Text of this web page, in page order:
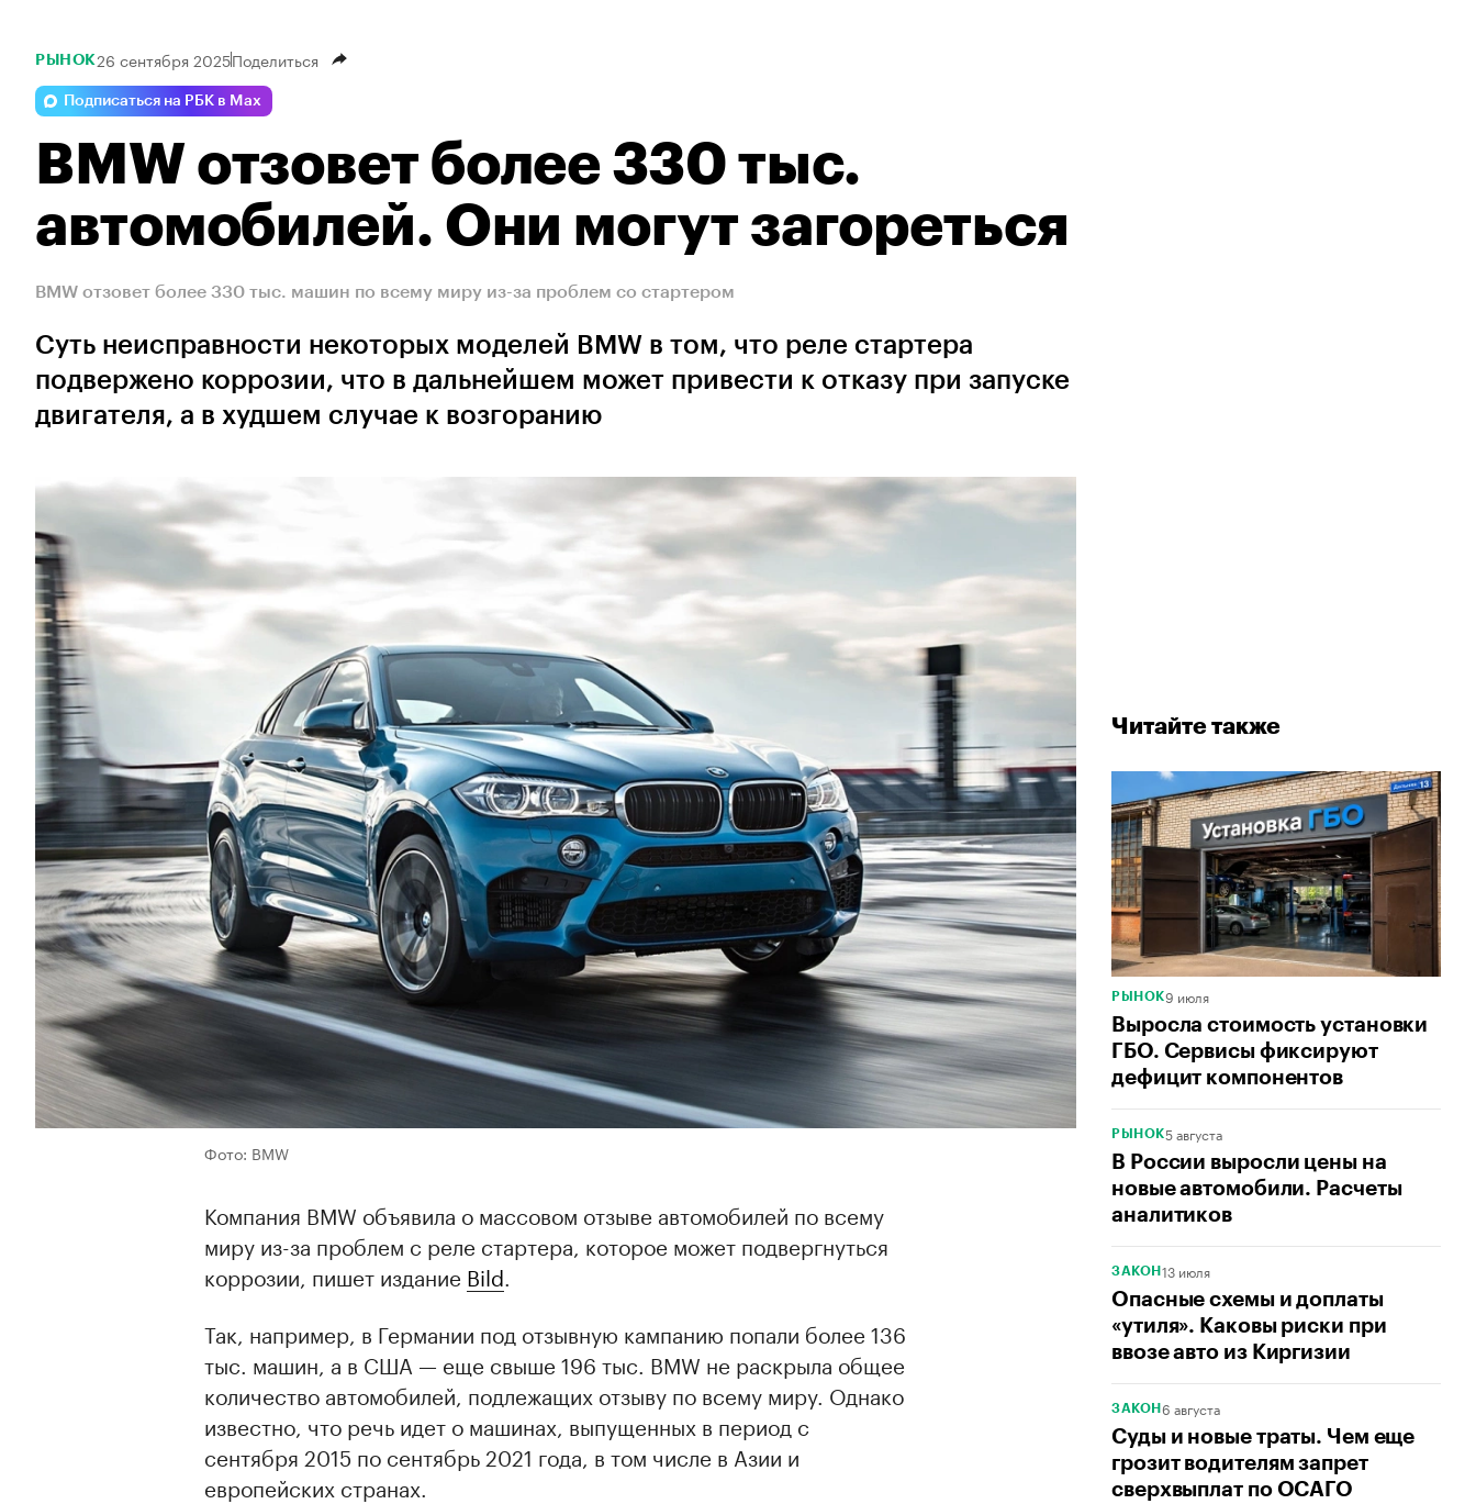
Читайте также
РЫНОК9 июля
Выросла стоимость установки
ГБО. Сервисы фиксируют
дефицит компонентов
РЫНОК5 августа
В России выросли цены на
новые автомобили. Расчеты
аналитиков
ЗАКОН 13 июля
Опасные схемы и доплаты
«утиля». Каковы риски при
ввозе авто из Киргизии
ЗАКОН 6 августа
Суды и новые траты. Чем еще
грозит водителям запрет
сверхвыплат по ОСАГО
РЫНОК 26 сентября 2025Поделиться
Подписаться на РБК в Max
BMW отзовет более 330 тыс.
автомобилей. Они могут загореться
BMW отзовет более 330 тыс. машин по всему миру из-за проблем со стартером
Суть неисправности некоторых моделей BMW в том, что реле стартера
подвержено коррозии, что в дальнейшем может привести к отказу при запуске
двигателя, а в худшем случае к возгоранию
Фото: BMW
Компания BMW объявила о массовом отзыве автомобилей по всему
миру из-за проблем с реле стартера, которое может подвергнуться
коррозии, пишет издание Bild
Так, например, в Германии под отзывную кампанию попали более 136
тыс. машин, а в США — еще свыше 196 тыс. BMW не раскрыла общее
количество автомобилей, подлежащих отзыву по всему миру. Однако
известно, что речь идет о машинах, выпущенных в период с
сентября 2015 по сентябрь 2021 года, в том числе в Азии и
европейских странах.